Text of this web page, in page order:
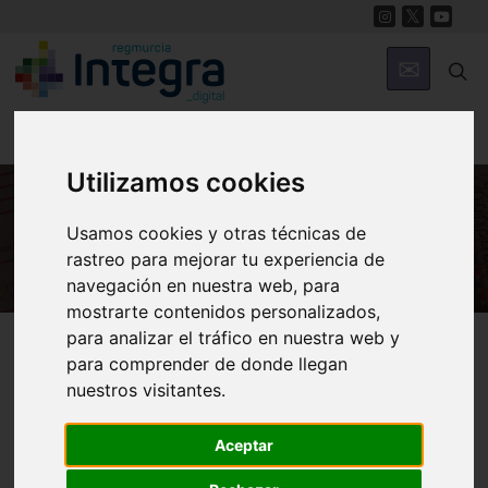
Utilizamos cookies
Usamos cookies y otras técnicas de
rastreo para mejorar tu experiencia de
navegación en nuestra web, para
mostrarte contenidos personalizados,
para analizar el tráfico en nuestra web y
para comprender de donde llegan
nuestros visitantes.
Aceptar
HISTORIA
Región de Murcia Digital Historia Archivos